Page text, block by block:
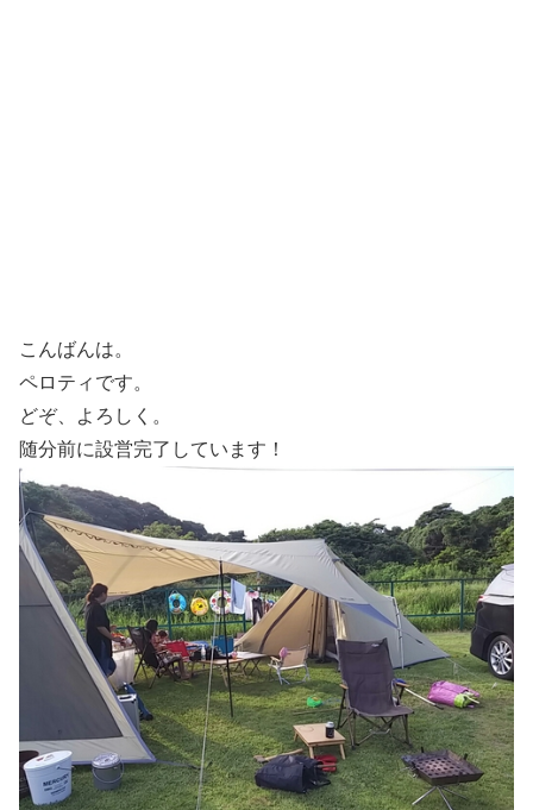
こんばんは。
ペロティです。
どぞ、よろしく。
随分前に設営完了しています！